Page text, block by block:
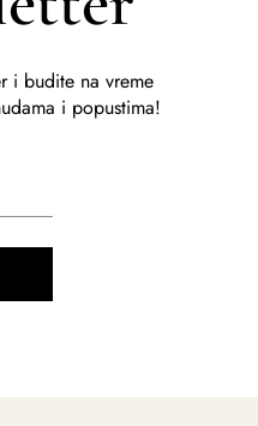
i budite na vreme
i popustima!